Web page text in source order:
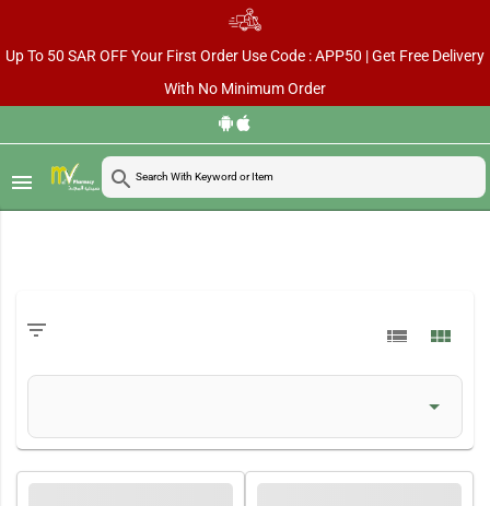
Up To 50 SAR OFF Your First Order Use Code : APP50 | Get Free Delivery
With No Minimum Order
menu search
filter_list view_list view_module